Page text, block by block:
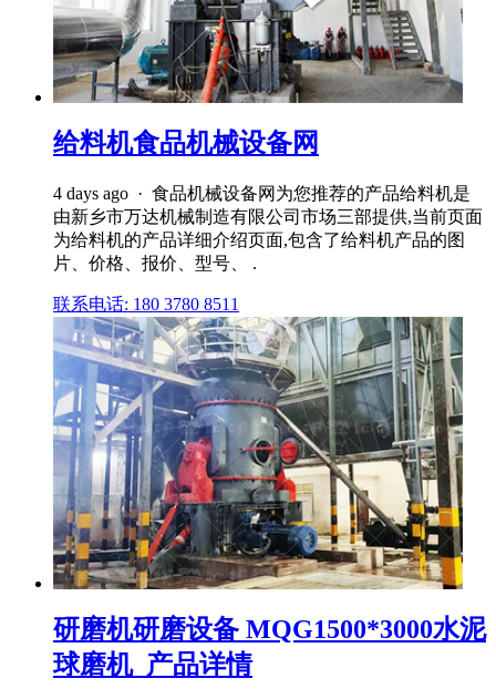
给料机食品机械设备网
4 days ago · 食品机械设备网为您推荐的产品给料机是
由新乡市万达机械制造有限公司市场三部提供,当前页面
为给料机的产品详细介绍页面,包含了给料机产品的图
片、价格、报价、型号、 .
联系电话: 180 3780 8511
研磨机研磨设备 MQG1500*3000水泥
球磨机_产品详情